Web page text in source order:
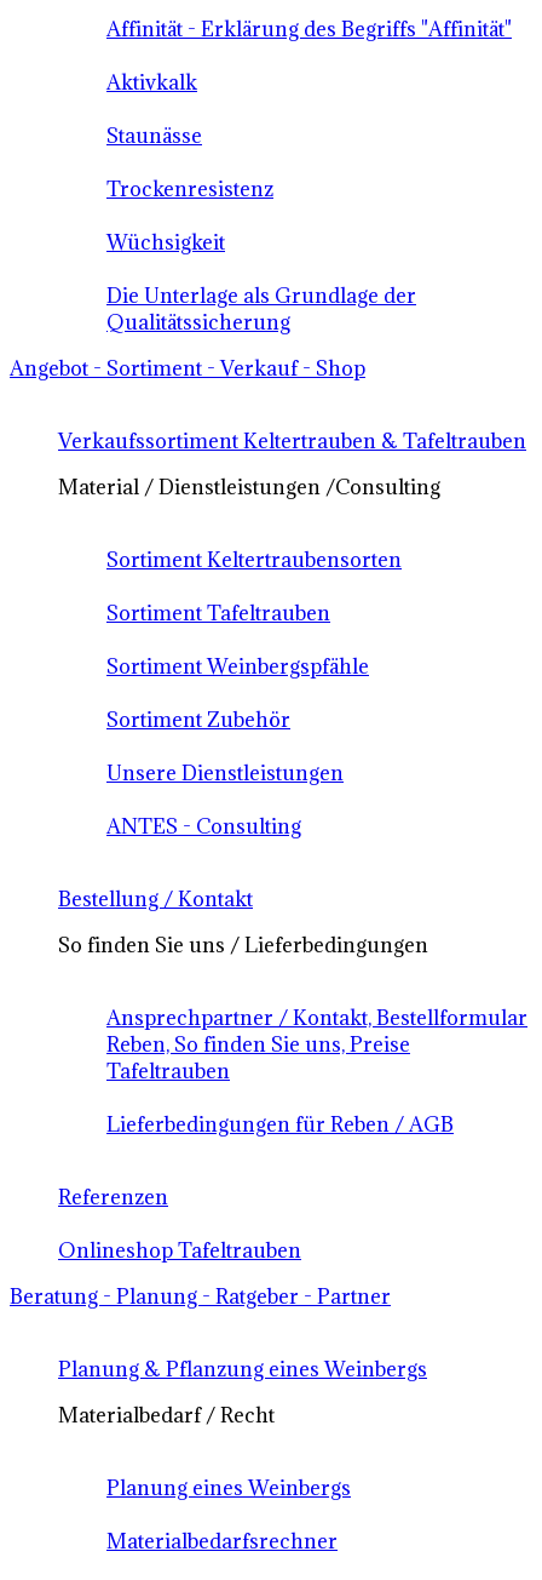
Affinität - Erklärung des Begriffs "Affinität"
Aktivkalk
Staunässe
Trockenresistenz
Wüchsigkeit
Die Unterlage als Grundlage der
Qualitätssicherung
Angebot - Sortiment - Verkauf - Shop
Verkaufssortiment Keltertrauben & Tafeltrauben
Material / Dienstleistungen /Consulting
Sortiment Keltertraubensorten
Sortiment Tafeltrauben
Sortiment Weinbergspfähle
Sortiment Zubehör
Unsere Dienstleistungen
ANTES - Consulting
Bestellung / Kontakt
So finden Sie uns / Lieferbedingungen
Ansprechpartner / Kontakt, Bestellformular
Reben, So finden Sie uns, Preise
Tafeltrauben
Lieferbedingungen für Reben / AGB
Referenzen
Onlineshop Tafeltrauben
Beratung - Planung - Ratgeber - Partner
Planung & Pflanzung eines Weinbergs
Materialbedarf / Recht
Planung eines Weinbergs
Materialbedarfsrechner